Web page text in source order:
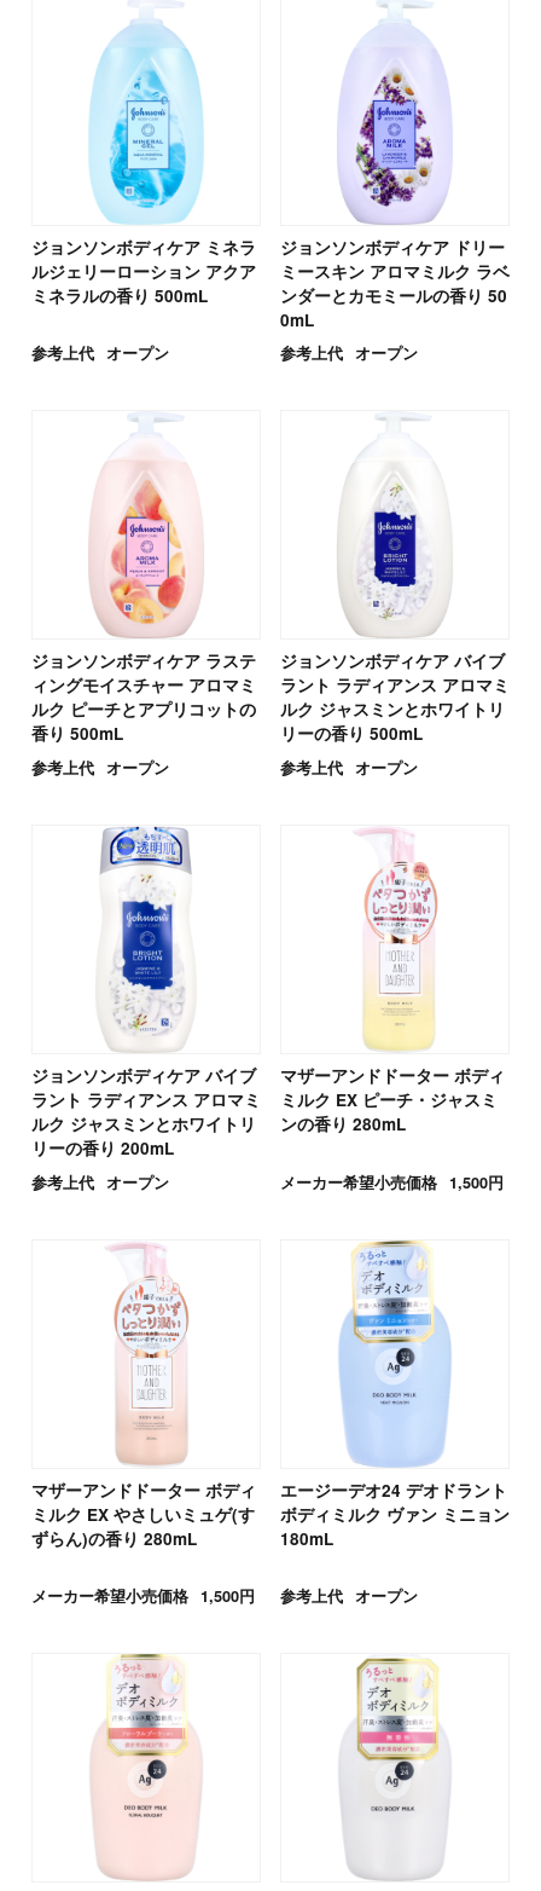
ジョンソンボディケア ミネラ
ルジェリーローション アクア
ミネラルの香り 500mL
参考上代 オープン
ジョンソンボディケア ドリー
ミースキン アロマミルク ラベ
ンダーとカモミールの香り 50
0mL
参考上代 オープン
ジョンソンボディケア ラステ
ィングモイスチャー アロマミ
ルク ピーチとアプリコットの
香り 500mL
参考上代 オープン
ジョンソンボディケア バイブ
ラント ラディアンス アロマミ
ルク ジャスミンとホワイトリ
リーの香り 500mL
参考上代 オープン
ジョンソンボディケア バイブ
ラント ラディアンス アロマミ
ルク ジャスミンとホワイトリ
リーの香り 200mL
参考上代 オープン
マザーアンドドーター ボディ
ミルク EX ピーチ・ジャスミ
ンの香り 280mL
メーカー希望小売価格 1,500円
マザーアンドドーター ボディ
ミルク EX やさしいミュゲ(す
ずらん)の香り 280mL
メーカー希望小売価格 1,500円
エージーデオ24 デオドラント
ボディミルク ヴァン ミニョン
180mL
参考上代 オープン